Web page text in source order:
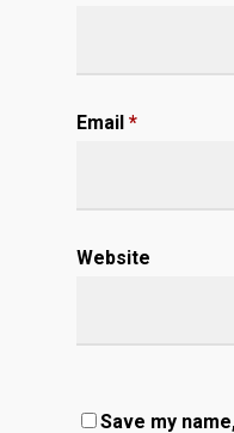
Email *
Website
Save my